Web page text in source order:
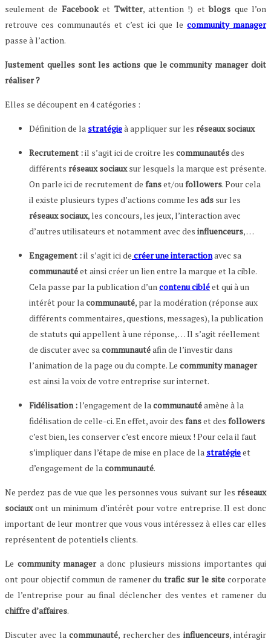
seulement de Facebooket Twitter, attention !) etblogs que l’on
retrouve ces communautés et c’est ici que le community manager
passe à l’action.
Justement quelles sont les actions que le community manager doit
réaliser ?
Elles se découpent en 4 catégories :
Définition de la stratégieà appliquer sur les réseaux sociaux
Recrutement :il s’agit ici de croitre les communautésdes
différents réseaux sociauxsur lesquels la marque est présente.
On parle ici de recrutement de fanset/oufollowers. Pour cela
il existe plusieurs types d’actions comme les ads sur les
réseaux sociaux, les concours, les jeux, l’interaction avec
d’autres utilisateurs et notamment avec des influenceurs, …
Engagement :il s’agit ici de créer une interactionavec sa
communautéet ainsi créer un lien entre la marque et la cible.
Cela passe par la publication d’uncontenu cibléet qui à un
intérêt pour lacommunauté, par la modération (réponse aux
différents commentaires, questions, messages), la publication
de statuts qui appellent à une réponse, … Il s’agit réellement
de discuter avec sacommunautéafin de l’investir dans
l’animation de la page ou du compte. Le community manager
est ainsi la voix de votre entreprise sur internet.
Fidélisation :l’engagement de lacommunautéamène à la
fidélisation de celle-ci. En effet, avoir des fanset des followers
c’est bien, les conserver c’est encore mieux ! Pour cela il faut
s’impliquer dans l’étape de mise en place de la stratégieet
d’engagement de lacommunauté.
Ne perdez pas de vue que les personnes vous suivant sur les réseaux
sociauxont un minimum d’intérêt pour votre entreprise. Il est donc
important de leur montrer que vous vous intéressez à elles car elles
représentent de potentiels clients.
Le community managera donc plusieurs missions importantes qui
ont pour objectif commun de ramener dutrafic sur le site corporate
de l’entreprise pour au final déclencher des ventes et ramener du
chiffre d’affaires.
Discuter avec lacommunauté, rechercher des influenceurs, intéragir